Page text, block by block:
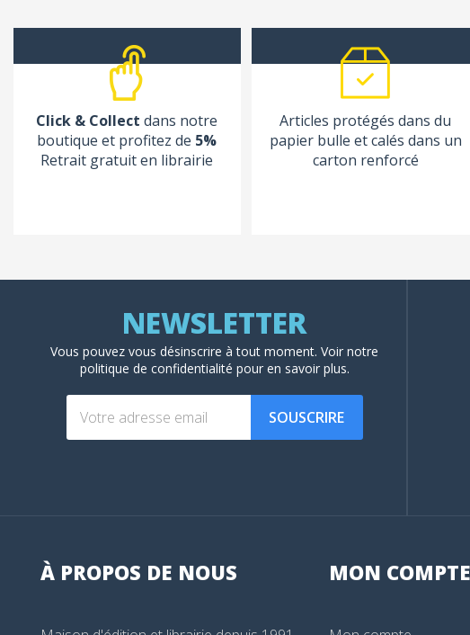
Click & Collect dans notre
boutique et profitez de 5%
Retrait gratuit en librairie
Articles protégés dans du
papier bulle et calés dans un
carton renforcé
Vous pouvez vous désinscrire à tout moment. Voirnotre
politique de confidentialité pour en savoir plus.
SOUSCRIRE
À PROPOS DE NOUS MON COMPTE